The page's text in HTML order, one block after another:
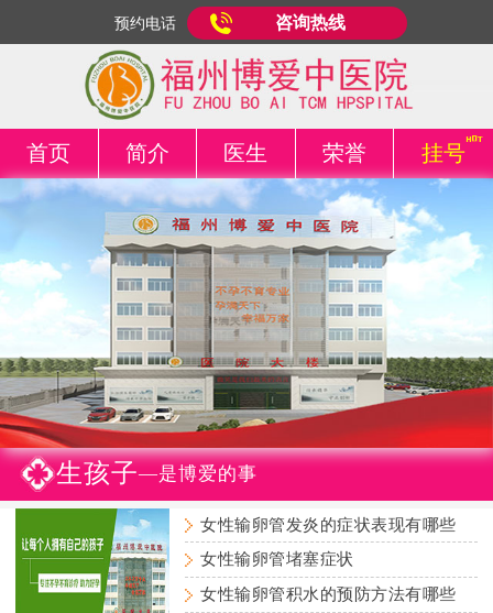
预约电话 咨询热线
首页 简介 医生 荣誉 挂号
生孩子—是博爱的事
女性输卵管发炎的症状表现有哪些
女性输卵管堵塞症状
女性输卵管积水的预防方法有哪些